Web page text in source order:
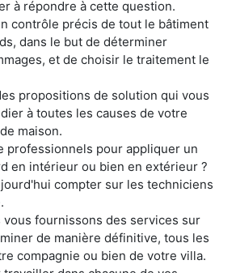
à répondre à cette question.
contrôle précis de tout le bâtiment
dans le but de déterminer
et de choisir le traitement le
propositions de solution qui vous
à toutes les causes de votre
maison.
professionnels pour appliquer un
en intérieur ou bien en extérieur ?
compter sur les techniciens
vous fournissons des services sur
de manière définitive, tous les
compagnie ou bien de votre villa.